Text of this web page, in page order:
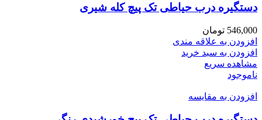
دستگیره درب حیاطی تک پیچ کله شیری
546,000 تومان
افزودن به علاقه مندی
افزودن به سبد خرید
مشاهده سریع
ناموجود
افزودن به مقایسه